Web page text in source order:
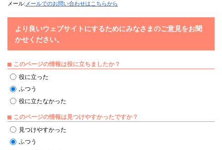
メール: メールでのお問い合わせはこちらから
より良いウェブサイトにするためにみなさまのご意見をお聞
かせください。
このページの情報は役に立ちましたか？
役に立った
ふつう
役に立たなかった
このページの情報は見つけやすかったですか？
見つけやすかった
ふつう